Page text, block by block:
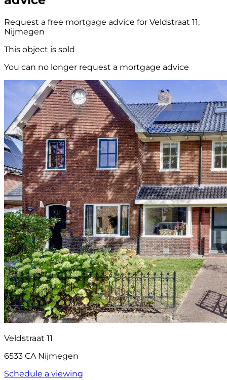
Request a free mortgage advice for Veldstraat 11,
Nijmegen
This object is sold
You can no longer request a mortgage advice
Veldstraat 11
6533 CA Nijmegen
Schedule a viewing